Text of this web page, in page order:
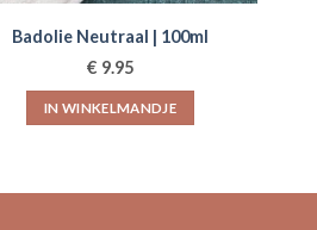
Badolie Neutraal | 100ml
€ 9.95
IN WINKELMANDJE